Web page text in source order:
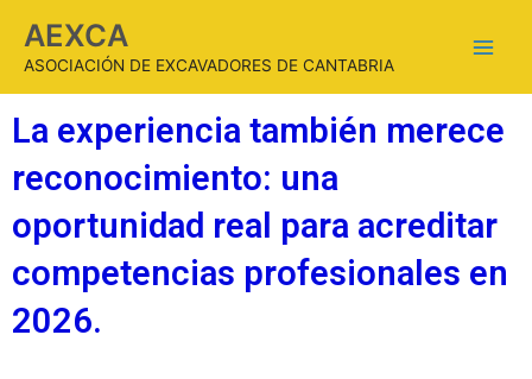
AEXCA
ASOCIACIÓN DE EXCAVADORES DE CANTABRIA
La experiencia también merece
reconocimiento: una
oportunidad real para acreditar
competencias profesionales en
2026.